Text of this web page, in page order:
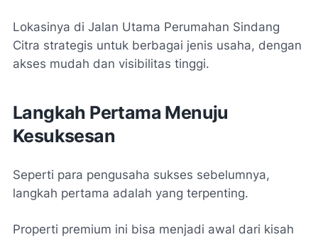
Lokasinya di Jalan Utama Perumahan Sindang
Citra strategis untuk berbagai jenis usaha, dengan
akses mudah dan visibilitas tinggi.
Langkah Pertama Menuju
Kesuksesan
Seperti para pengusaha sukses sebelumnya,
langkah pertama adalah yang terpenting.
Properti premium ini bisa menjadi awal dari kisah